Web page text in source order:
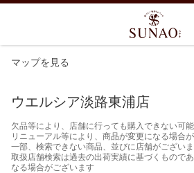
マップを見る
ウエルシア淡路東浦店
欠品等により、店舗に行っても購入できない可
リニューアル等により、商品が変更になる場合
一部、検索できない商品、並びに店舗がござい
取扱店舗検索は過去の出荷実績に基づくもので
なる場合がございます